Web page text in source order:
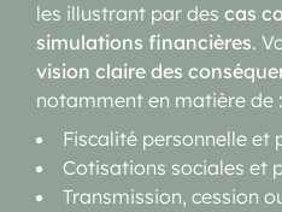
les illustrant par des cas
simulations financières.
vision claire des
notamment en matière de :
Fiscalité personnelle et
Cotisations sociales et
Transmission, cession